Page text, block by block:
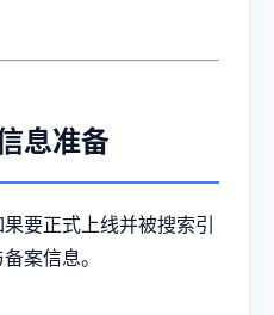
息准备
要正式上线并被搜索引
案信息。